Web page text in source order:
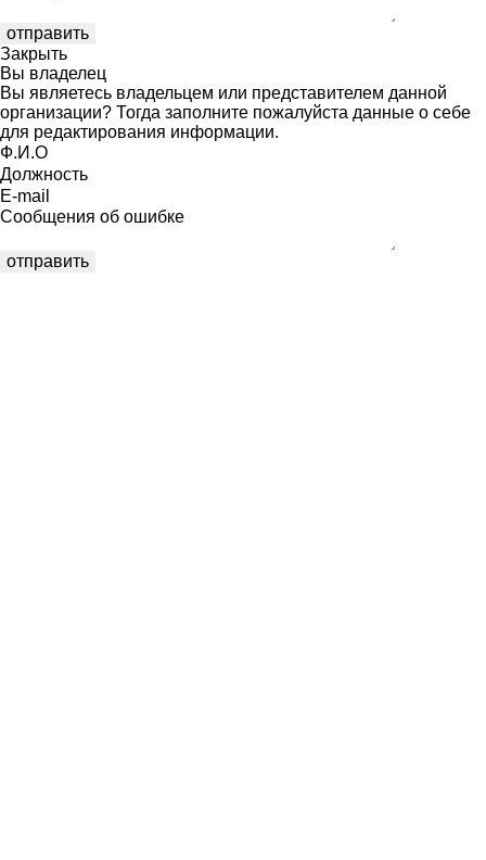
Закрыть
Вы владелец
Вы являетесь владельцем или представителем данной
организации? Тогда заполните пожалуйста данные о себе
для редактирования информации.
Ф.И.О
Должность
E-mail
Сообщения об ошибке